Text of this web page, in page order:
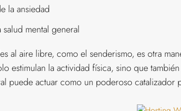
la ansiedad
mental general
al aire libre, como el senderismo, es otra
estimulan la actividad física, sino que
puede actuar como un poderoso